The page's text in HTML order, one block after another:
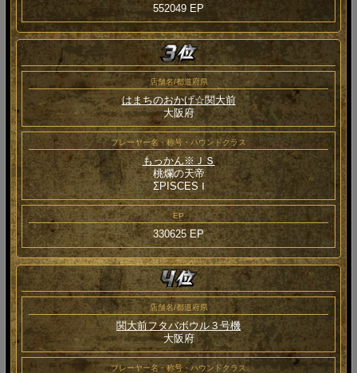
552049 EP
店舗名/都道府県
はまちのおかげ☆関大前
大阪府
プレーヤー名・称号・ハウンドクラス
もっかん※ＪＳ
桃爛の天帝
ΣPISCES Ⅰ
EP
330625 EP
店舗名/都道府県
関大前フタバボウル３号機
大阪府
プレーヤー名・称号・ハウンドクラス